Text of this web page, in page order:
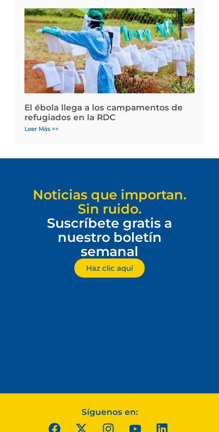
El ébola llega a los campamentos de
refugiados en la RDC
Leer Más >>
Noticias que importan.
Sin ruido.
Suscríbete gratis a
nuestro boletín
semanal
Haz clic aquí
Síguenos en: